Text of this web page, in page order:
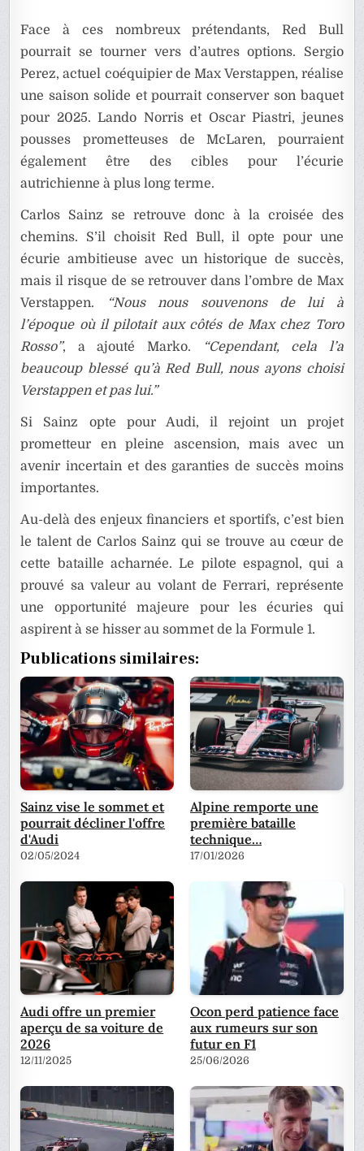
Face à ces nombreux prétendants, Red Bull
pourrait se tourner vers d’autres options. Sergio
Perez, actuel coéquipier de Max Verstappen, réalise
une saison solide et pourrait conserver son baquet
pour 2025. Lando Norris et Oscar Piastri, jeunes
pousses prometteuses de McLaren, pourraient
également être des cibles pour l’écurie
autrichienne à plus long terme.
Carlos Sainz se retrouve donc à la croisée des
chemins. S’il choisit Red Bull, il opte pour une
écurie ambitieuse avec un historique de succès,
mais il risque de se retrouver dans l’ombre de Max
Verstappen.
“Nous nous souvenons de lui à
l’époque où il pilotait aux côtés de Max chez Toro
Rosso”, a ajouté Marko.
“Cependant, cela l’a
beaucoup blessé qu’à Red Bull, nous ayons choisi
Verstappen et pas lui.”
Si Sainz opte pour Audi, il rejoint un projet
prometteur en pleine ascension, mais avec un
avenir incertain et des garanties de succès moins
importantes.
Au-delà des enjeux financiers et sportifs, c’est bien
le talent de Carlos Sainz qui se trouve au cœur de
cette bataille acharnée. Le pilote espagnol, qui a
prouvé sa valeur au volant de Ferrari, représente
une opportunité majeure pour les écuries qui
aspirent à se hisser au sommet de la Formule 1.
Publications similaires:
Sainz vise le sommet et
pourrait décliner l'offre
d'Audi
02/05/2024
Alpine remporte une
première bataille
technique…
17/01/2026
Audi offre un premier
aperçu de sa voiture de
2026
12/11/2025
Ocon perd patience face
aux rumeurs sur son
futur en F1
25/06/2026